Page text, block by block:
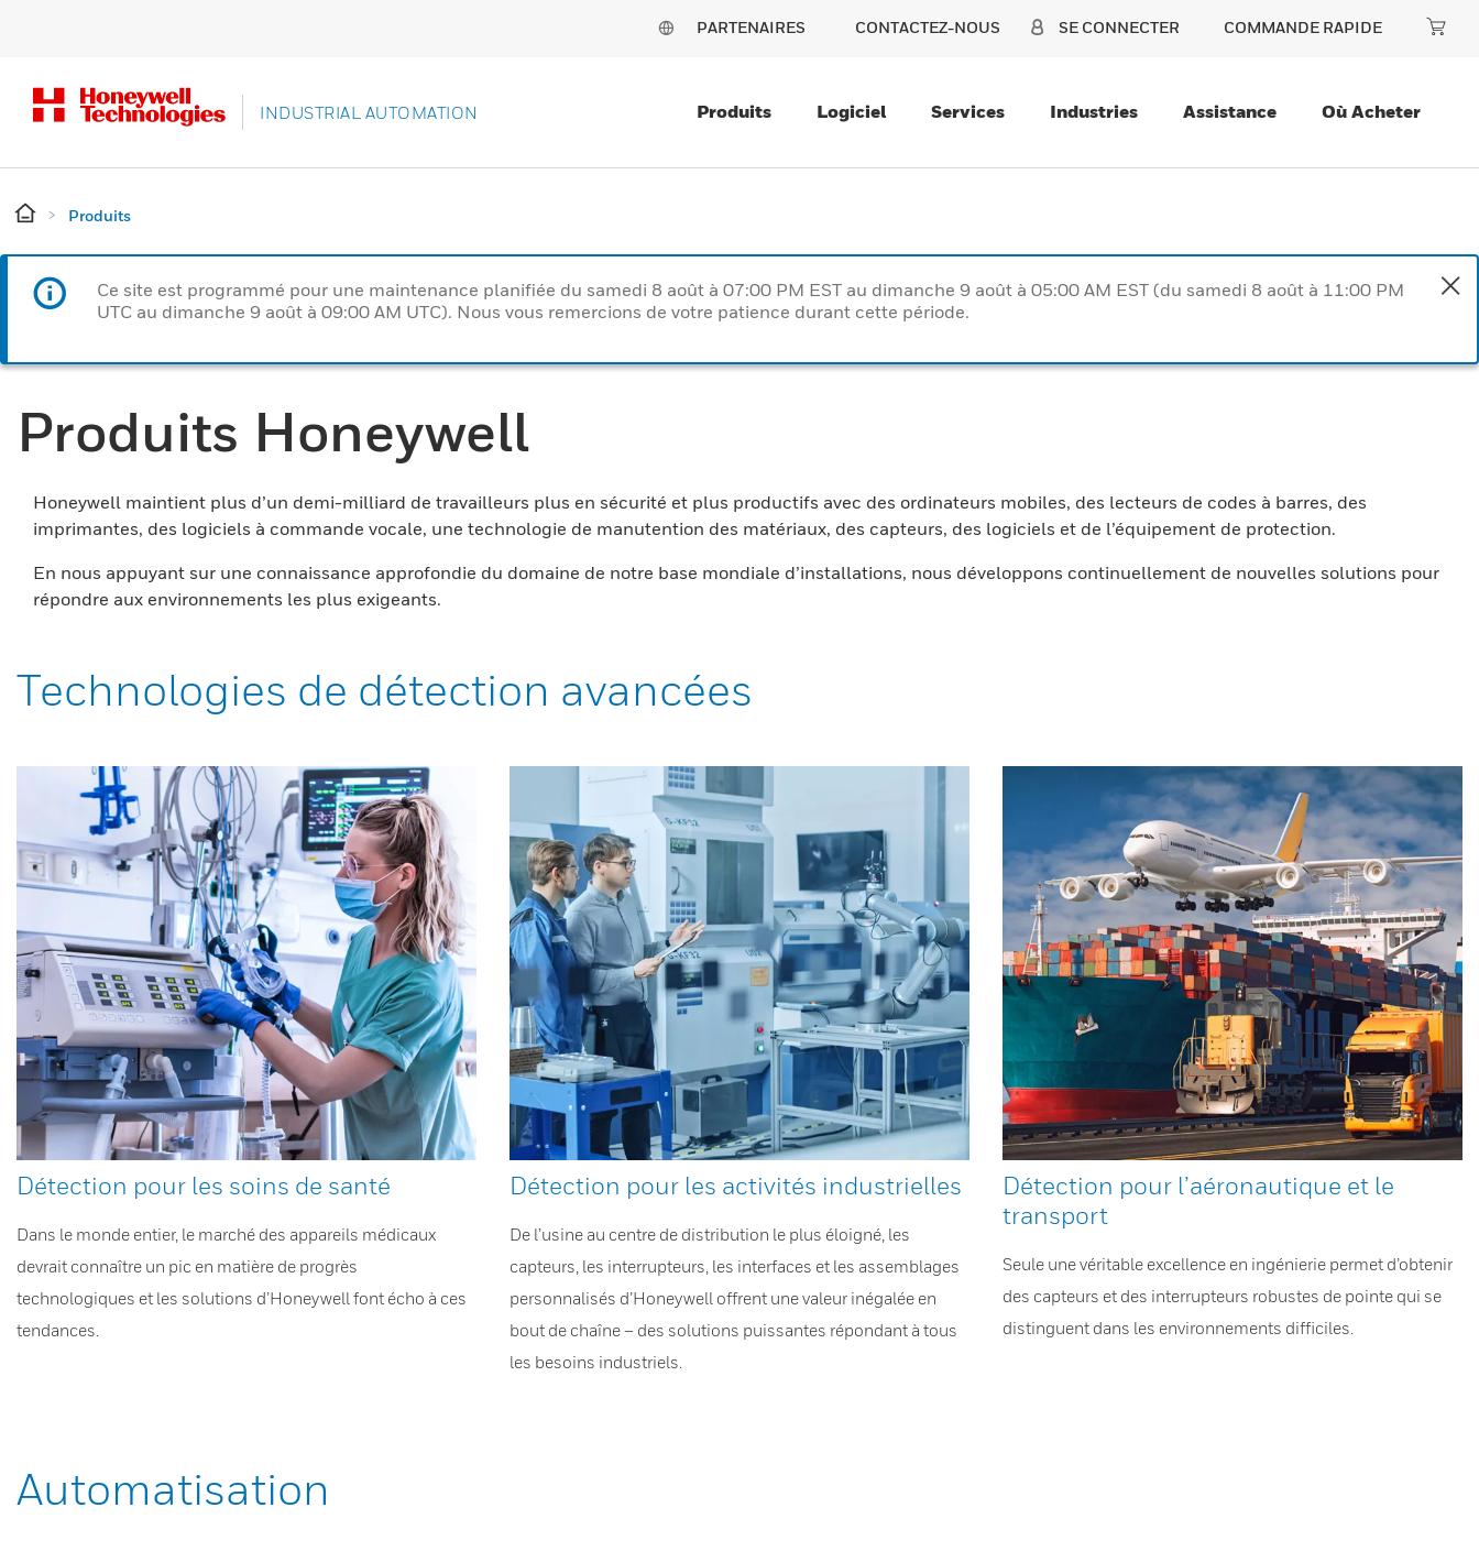
PARTENAIRES CONTACTEZ-NOUS SE CONNECTER COMMANDE RAPIDE
INDUSTRIAL AUTOMATION Produits Logiciel Services Industries Assistance Où Acheter
Produits
Ce site est programmé pour une maintenance planifiée du samedi 8 août à 07:00 PM EST au dimanche 9 août à 05:00 AM EST (du samedi 8 août à 11:00 PM
UTC au dimanche 9 août à 09:00 AM UTC). Nous vous remercions de votre patience durant cette période.
Produits Honeywell
Honeywell maintient plus d’un demi-milliard de travailleurs plus en sécurité et plus productifs avec des ordinateurs mobiles, des lecteurs de codes à barres, des
imprimantes, des logiciels à commande vocale, une technologie de manutention des matériaux, des capteurs, des logiciels et de l’équipement de protection.
En nous appuyant sur une connaissance approfondie du domaine de notre base mondiale d’installations, nous développons continuellement de nouvelles solutions pour
répondre aux environnements les plus exigeants.
Technologies de détection avancées
Détection pour les soins de santé
Dans le monde entier, le marché des appareils médicaux
devrait connaître un pic en matière de progrès
technologiques et les solutions d’Honeywell font écho à ces
tendances.
Détection pour les activités industrielles
De l’usine au centre de distribution le plus éloigné, les
capteurs, les interrupteurs, les interfaces et les assemblages
personnalisés d’Honeywell offrent une valeur inégalée en
bout de chaîne – des solutions puissantes répondant à tous
les besoins industriels.
Détection pour l’aéronautique et le
transport
Seule une véritable excellence en ingénierie permet d’obtenir
des capteurs et des interrupteurs robustes de pointe qui se
distinguent dans les environnements difficiles.
Automatisation